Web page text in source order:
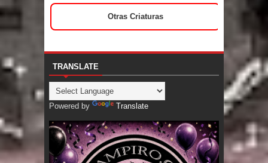
Otras Criaturas
TRANSLATE
Powered by Translate